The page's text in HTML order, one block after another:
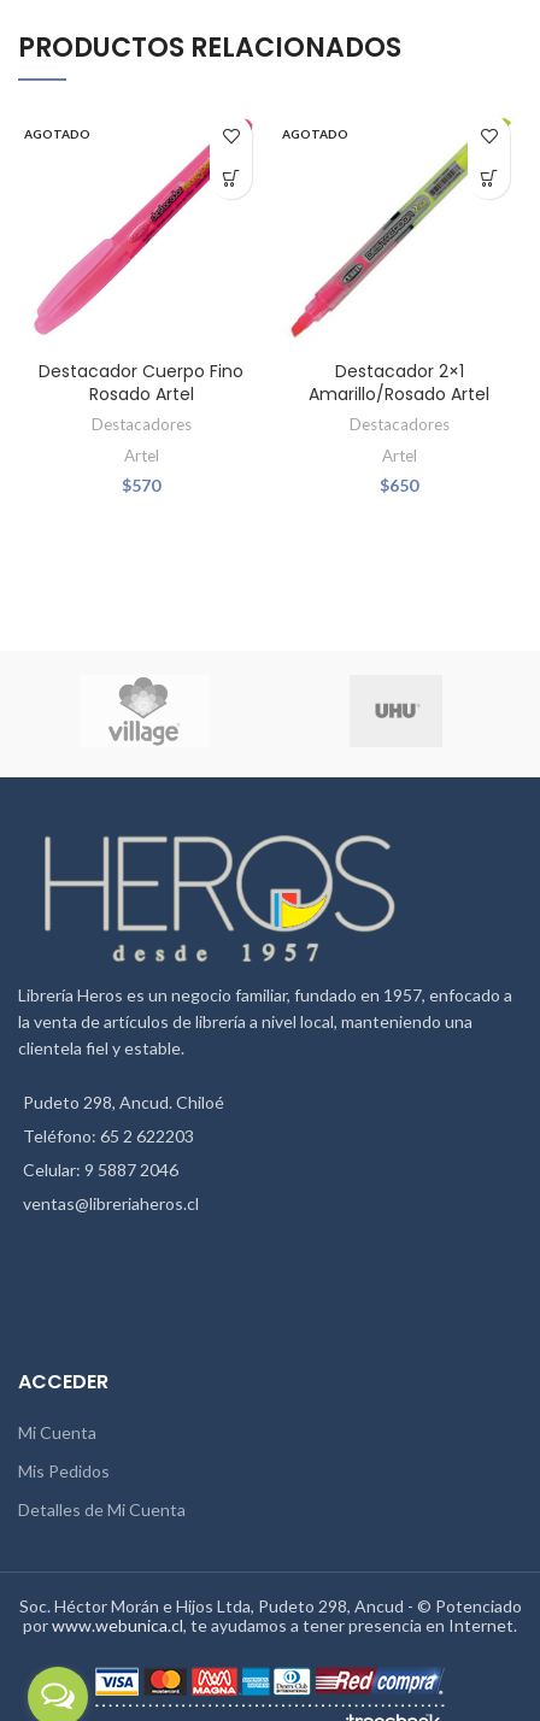
PRODUCTOS RELACIONADOS
AGOTADO
Destacador Cuerpo Fino
Rosado Artel
Destacadores
Artel
$570
AGOTADO
Destacador 2×1
Amarillo/Rosado Artel
Destacadores
Artel
$650
Librería Heros es un negocio familiar, fundado en 1957, enfocado a
la venta de artículos de librería a nivel local, manteniendo una
clientela fiel y estable.
Pudeto 298, Ancud. Chiloé
Teléfono: 65 2 622203
Celular: 9 5887 2046
ventas@libreriaheros.cl
ACCEDER
Mi Cuenta
Mis Pedidos
Detalles de Mi Cuenta
Soc. Héctor Morán e Hijos Ltda, Pudeto 298, Ancud - © Potenciado
porwww.webunica.cl, te ayudamos a tener presencia en Internet.